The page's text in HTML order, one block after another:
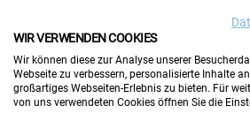
WIR VERWENDEN COOKIES
Wir können diese zur Analyse unserer
Webseite zu verbessern, personalisierte Inhalte
großartiges Webseiten-Erlebnis zu bieten. Für
von uns verwendeten Cookies öffnen Sie die